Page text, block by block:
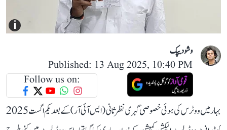
i
وشو دیپک
Published: 13 Aug 2025, 10:40 PM
Follow us on:
بہار میں ووٹرس کی ہوئی خصوصی گہری نظرثانی (ایس آئی آر) کے بعد یکم اگست 2025